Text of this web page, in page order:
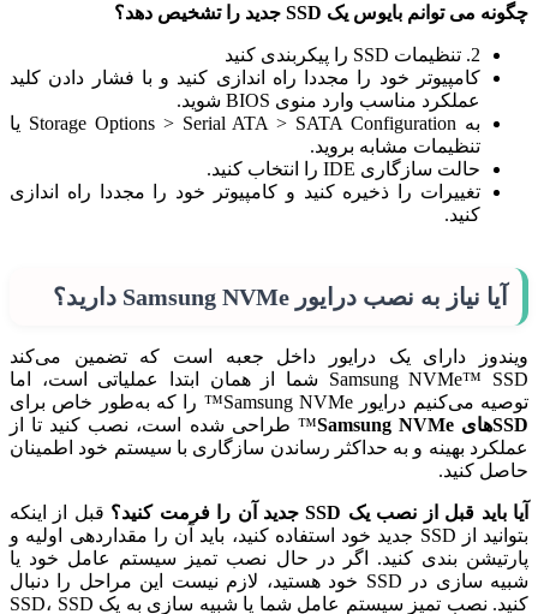
چگونه می توانم بایوس یک SSD جدید را تشخیص دهد؟
2. تنظیمات SSD را پیکربندی کنید
کامپیوتر خود را مجددا راه اندازی کنید و با فشار دادن کلید
عملکرد مناسب وارد منوی BIOS شوید.
به Storage Options > Serial ATA > SATA Configuration یا
تنظیمات مشابه بروید.
حالت سازگاری IDE را انتخاب کنید.
تغییرات را ذخیره کنید و کامپیوتر خود را مجددا راه اندازی
کنید.
آیا نیاز به نصب درایور Samsung NVMe دارید؟
ویندوز دارای یک درایور داخل جعبه است که تضمین می‌کند
Samsung NVMe™ SSD شما از همان ابتدا عملیاتی است، اما
توصیه می‌کنیم درایور Samsung NVMe™ را که به‌طور خاص برای
SSD‌های Samsung NVMe
™ طراحی شده است، نصب کنید تا از
عملکرد بهینه و به حداکثر رساندن سازگاری با سیستم خود اطمینان
حاصل کنید.
آیا باید قبل از نصب یک SSD جدید آن را فرمت کنید؟
قبل از اینکه
بتوانید از SSD جدید خود استفاده کنید، باید آن را مقداردهی اولیه و
پارتیشن بندی کنید. اگر در حال نصب تمیز سیستم عامل خود یا
شبیه سازی در SSD خود هستید، لازم نیست این مراحل را دنبال
کنید. نصب تمیز سیستم عامل شما یا شبیه سازی به یک SSD، SSD